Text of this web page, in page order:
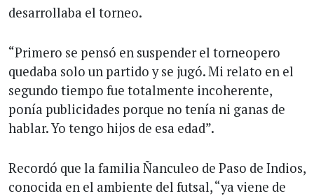
desarrollaba el torneo.
“Primero se pensó en suspender el torneopero
quedaba solo un partido y se jugó. Mi relato en el
segundo tiempo fue totalmente incoherente,
ponía publicidades porque no tenía ni ganas de
hablar. Yo tengo hijos de esa edad”.
Recordó que la familia Ñanculeo de Paso de Indios,
conocida en el ambiente del futsal, “ya viene de